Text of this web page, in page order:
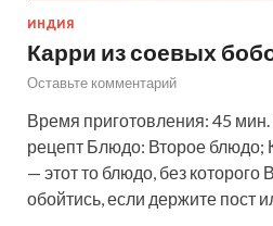
ИНДИЯ
Карри из соевых
Оставьте комментарий
Время приготовления: 45
рецепт Блюдо: Второе блюдо;
— этот то блюдо, без
обойтись, если держите пост